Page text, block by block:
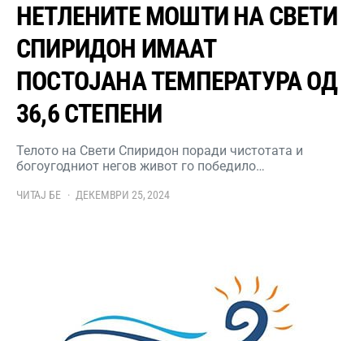
НЕТЛЕНИТЕ МОШТИ НА СВЕТИ
СПИРИДОН ИМААТ
ПОСТОЈАНА ТЕМПЕРАТУРА ОД
36,6 СТЕПЕНИ
Телото на Свети Спиридон поради чистотата и
богоугодниот негов живот го победило…
ЧИТАЈ БЕ ДЕКЕМВРИ 25, 2024